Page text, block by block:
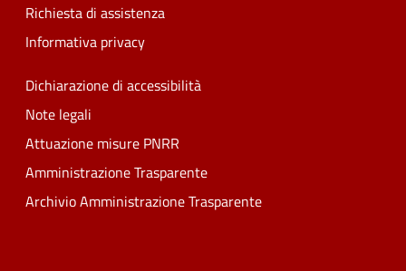
Richiesta di assistenza
Informativa privacy
Dichiarazione di accessibilità
Note legali
Attuazione misure PNRR
Amministrazione Trasparente
Archivio Amministrazione Trasparente